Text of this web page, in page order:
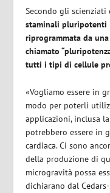
Secondo gli
staminali pluripotenti
riprogrammata da
chiamato
tutti i tipi di cellule
«Vogliamo essere in
modo per poterli
applicazioni, inclusa
potrebbero essere in
cardiaca. Ci sono
della produzione di
microgravità possa
dichiarano dal